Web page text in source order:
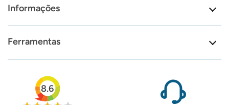
Informações
Ferramentas
8.6